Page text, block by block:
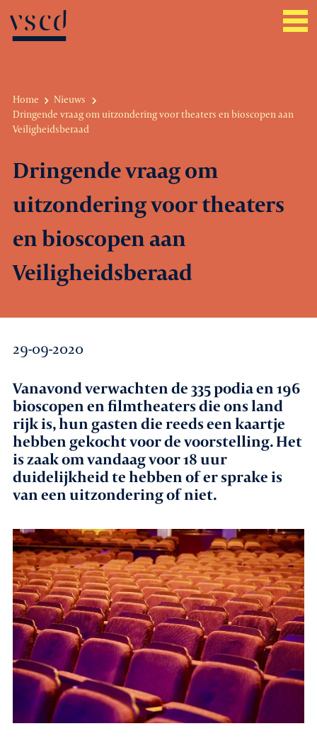
Over VSCD
Belangenbehartiging
Werkgeverszaken
Promotie
Netwerk & service
Agenda
Leden
Nieuws
In gesprek met leden
Vacatures
Contact
Aanmelden nieuwsbrief
Home
Nieuws
Dringende vraag om uitzondering voor theaters en bioscopen aan
Veiligheidsberaad
Dringende vraag om
uitzondering voor theaters
en bioscopen aan
Veiligheidsberaad
29-09-2020
Vanavond verwachten de 335 podia en 196
bioscopen en filmtheaters die ons land
rijk is, hun gasten die reeds een kaartje
hebben gekocht voor de voorstelling. Het
is zaak om vandaag voor 18 uur
duidelijkheid te hebben of er sprake is
van een uitzondering of niet.